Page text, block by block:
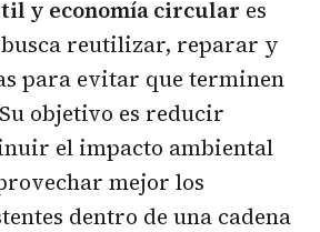
y economía circular es
busca reutilizar, reparar y
para evitar que terminen
objetivo es reducir
el impacto ambiental
mejor los
dentro de una cadena